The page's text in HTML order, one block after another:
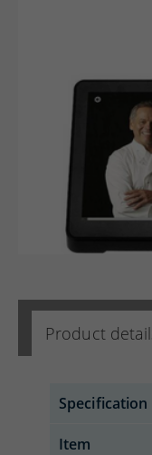
Set Top
Product
Specification
Item